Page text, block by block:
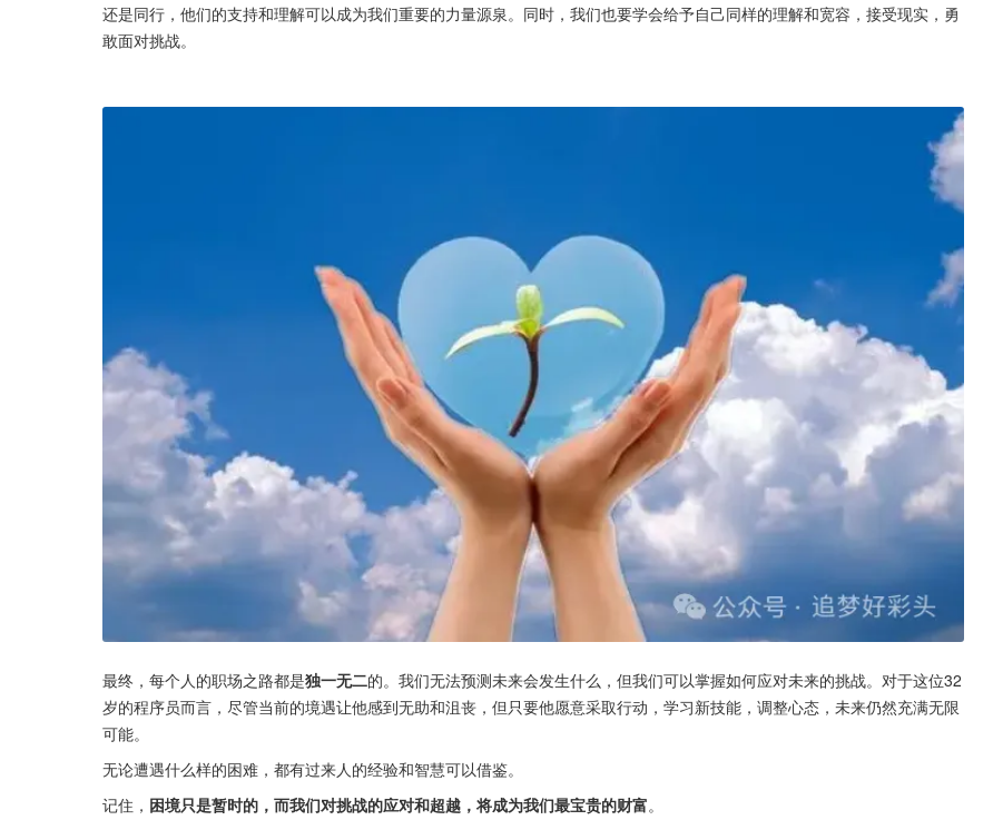
还是同行，他们的支持和理解可以成为我们重要的力量源泉。同时，我们也要学会给予自己同样的理解和宽容，接受现实，勇
敢面对挑战。
最终，每个人的职场之路都是独一无二的。我们无法预测未来会发生什么，但我们可以掌握如何应对未来的挑战。对于这位32
岁的程序员而言，尽管当前的境遇让他感到无助和沮丧，但只要他愿意采取行动，学习新技能，调整心态，未来仍然充满无限
可能。
无论遭遇什么样的困难，都有过来人的经验和智慧可以借鉴。
记住， 困境只是暂时的，而我们对挑战的应对和超越，将成为我们最宝贵的财富。